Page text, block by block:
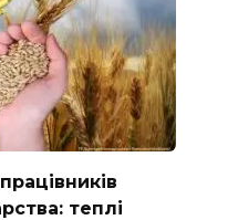
теплі